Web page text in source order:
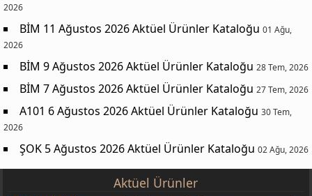
2026
BİM 11 Ağustos 2026 Aktüel Ürünler Kataloğu 01 Ağu,
2026
BİM 9 Ağustos 2026 Aktüel Ürünler Kataloğu 28 Tem, 2026
BİM 7 Ağustos 2026 Aktüel Ürünler Kataloğu 27 Tem, 2026
A101 6 Ağustos 2026 Aktüel Ürünler Kataloğu 30 Tem,
2026
ŞOK 5 Ağustos 2026 Aktüel Ürünler Kataloğu 02 Ağu, 2026
Aktüel Ürünler